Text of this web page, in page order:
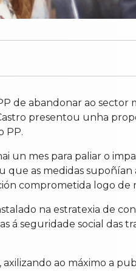
de abandonar ao
presentou unha
PP.
un mes para paliar o
que as medidas
comprometida logo de
na estratexia de
á seguridade social das
ao máximo a